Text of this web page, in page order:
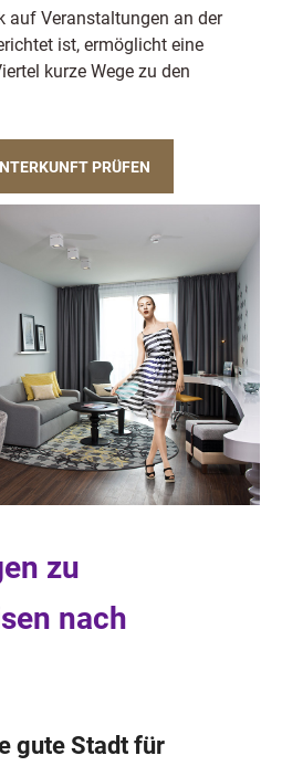
auf Veranstaltungen an der
ist, ermöglicht eine
kurze Wege zu den
PRÜFEN
zu
nach
gute Stadt für